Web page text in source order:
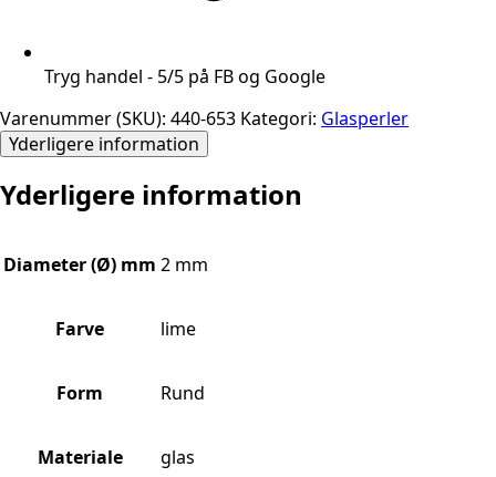
Tryg handel - 5/5 på FB og Google
Varenummer (SKU): 440-653 Kategori: Glasperler
Yderligere information
Yderligere information
Diameter (Ø) mm 2 mm
Farve lime
Form Rund
Materiale glas